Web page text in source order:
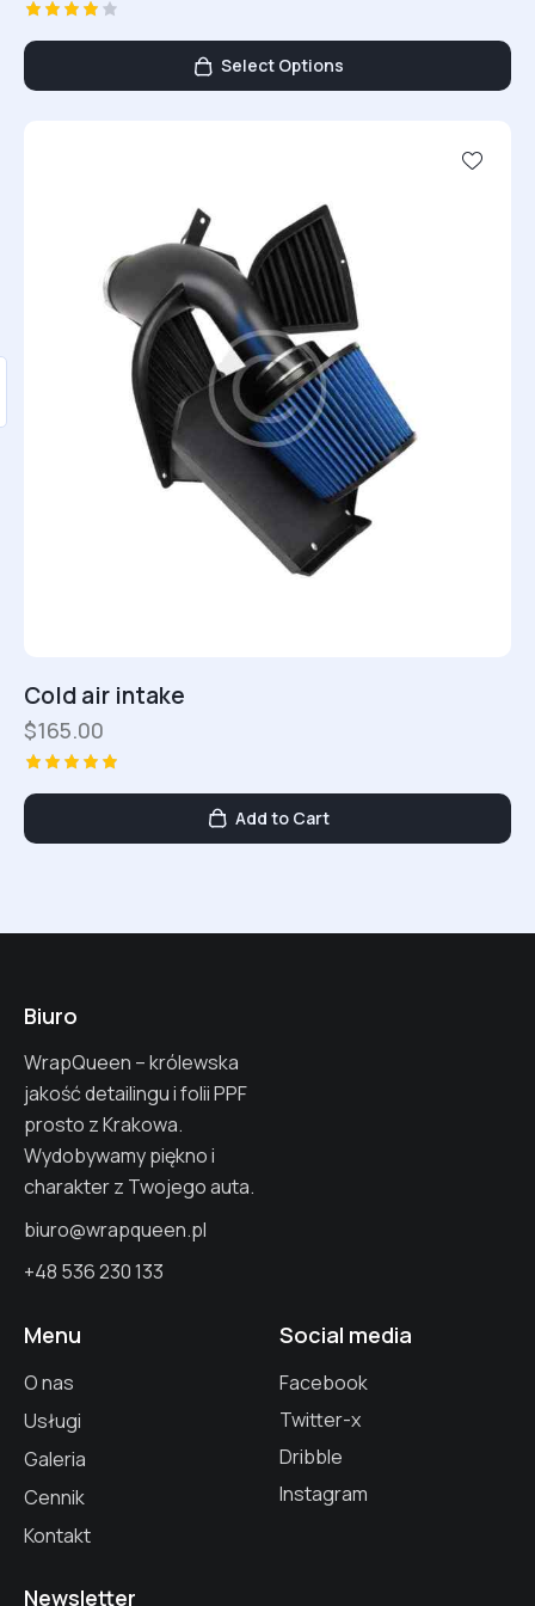
o
na 5
Select Options
Cold air intake
$165.00
Add to Cart
Biuro
WrapQueen – królewska
jakość detailingu i folii PPF
prosto z Krakowa.
Wydobywamy piękno i
charakter z Twojego auta.
biuro@wrapqueen.pl
+48 536 230 133
Menu
O nas
Usługi
Galeria
Cennik
Kontakt
Social media
Facebook
Twitter-x
Dribble
Instagram
Newsletter